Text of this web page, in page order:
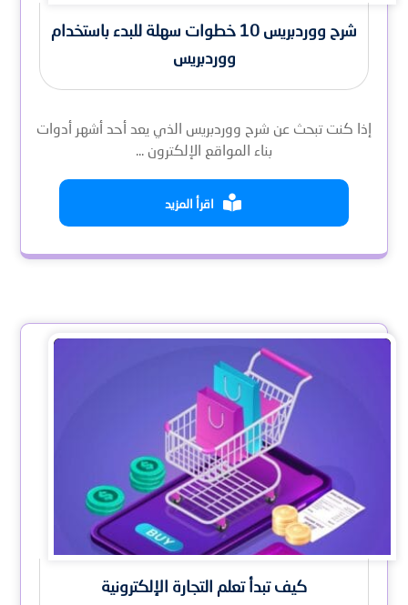
شرح ووردبريس 10 خطوات سهلة للبدء باستخدام
ووردبريس
إذا كنت تبحث عن شرح ووردبريس الذي يعد أحد أشهر أدوات
بناء المواقع الإلكترون ...
اقرأ المزيد
كيف تبدأ تعلم التجارة الإلكترونية